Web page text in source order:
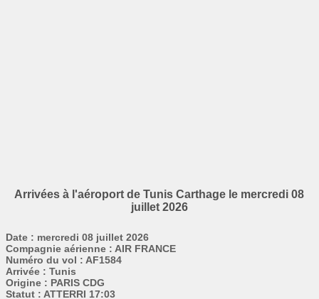
Arrivées à l'aéroport de Tunis Carthage le mercredi 08
juillet 2026
Date : mercredi 08 juillet 2026
Compagnie aérienne : AIR FRANCE
Numéro du vol : AF1584
Arrivée : Tunis
Origine : PARIS CDG
Statut : ATTERRI 17:03